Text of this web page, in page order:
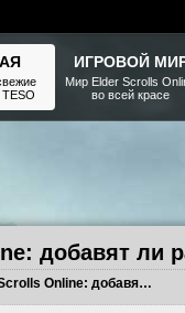
добавят ли
The Elder Scrolls Online: добавят ли расы? Интервью
TESO
ИГРОВОЙ
Мир Elder Scrolls
во всей красе